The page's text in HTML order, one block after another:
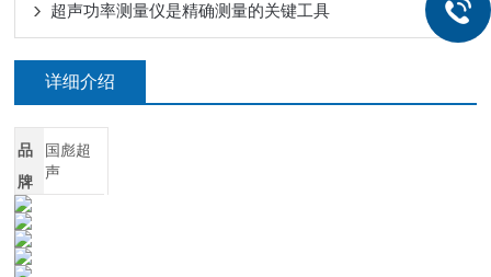
超声功率测量仪是精确测量的关键工具
详细介绍
品
牌
国彪超
声